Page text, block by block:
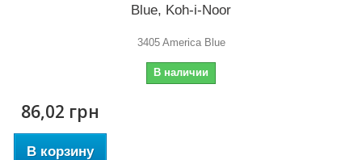
Blue, Koh-i-Noor
3405 America Blue
В наличии
86,02 грн
В корзину